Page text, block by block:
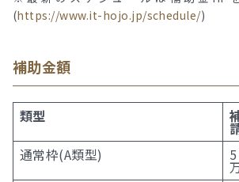
(https://www.it-hojo.jp/schedule/)
補助金額
類型
通常枠(A類型)